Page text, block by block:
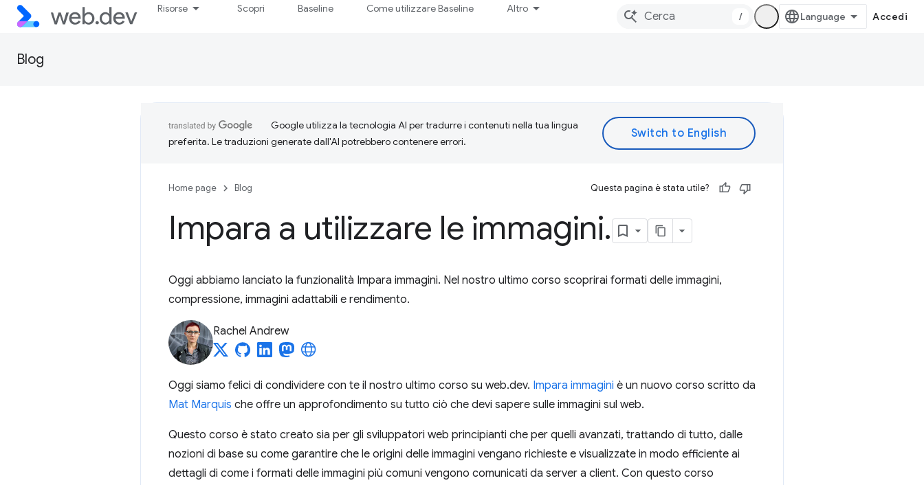
Risorse Scopri Baseline Come utilizzare Baseline Altro
/ Accedi
Blog
Google utilizza la tecnologia AI per tradurre i contenuti nella tua lingua
preferita. Le traduzioni generate dall'AI potrebbero contenere errori.
Home page Blog Questa pagina è stata utile?
Impara a utilizzare le immagini.
Oggi abbiamo lanciato la funzionalità Impara immagini. Nel nostro ultimo corso scoprirai formati delle immagini,
compressione, immagini adattabili e rendimento.
Rachel Andrew
Oggi siamo felici di condividere con te il nostro ultimo corso su web.dev. Impara immagini è un nuovo corso scritto da
Mat Marquis che offre un approfondimento su tutto ciò che devi sapere sulle immagini sul web.
Questo corso è stato creato sia per gli sviluppatori web principianti che per quelli avanzati, trattando di tutto, dalle
nozioni di base su come garantire che le origini delle immagini vengano richieste e visualizzate in modo efficiente ai
dettagli di come i formati delle immagini più comuni vengono comunicati da server a client. Con questo corso